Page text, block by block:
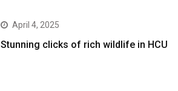
April 4, 2025
Stunning clicks of rich wildlife in HCU